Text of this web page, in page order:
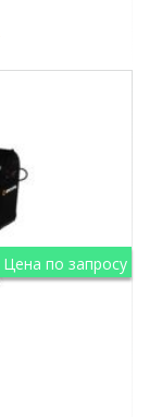
Цена по запросу